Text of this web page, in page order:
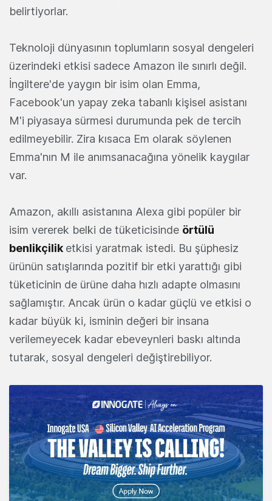
belirtiyorlar.
Teknoloji dünyasının toplumların sosyal dengeleri
üzerindeki etkisi sadece Amazon ile sınırlı değil.
İngiltere'de yaygın bir isim olan Emma,
Facebook'un yapay zeka tabanlı kişisel asistanı
M'i piyasaya sürmesi durumunda pek de tercih
edilmeyebilir. Zira kısaca Em olarak söylenen
Emma'nın M ile anımsanacağına yönelik kaygılar
var.
Amazon, akıllı asistanına Alexa gibi popüler bir
isim vererek belki de tüketicisinde örtülü
benlikçilik etkisi yaratmak istedi. Bu şüphesiz
ürünün satışlarında pozitif bir etki yarattığı gibi
tüketicinin de ürüne daha hızlı adapte olmasını
sağlamıştır. Ancak ürün o kadar güçlü ve etkisi o
kadar büyük ki, isminin değeri bir insana
verilemeyecek kadar ebeveynleri baskı altında
tutarak, sosyal dengeleri değiştirebiliyor.